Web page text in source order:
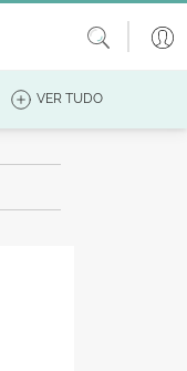
VER TUDO